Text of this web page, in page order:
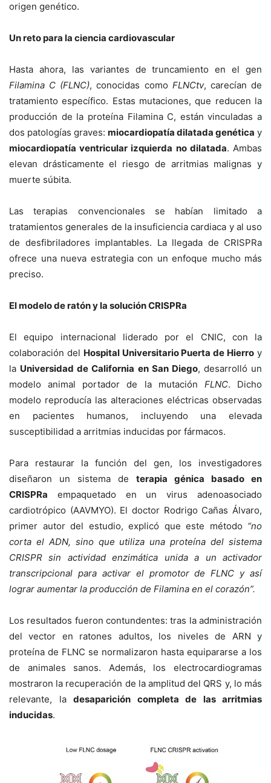
origen genético.
Un reto para la ciencia cardiovascular
Hasta ahora, las variantes de truncamiento en el gen
Filamina C (FLNC), conocidas como FLNCtv, carecían de
tratamiento específico. Estas mutaciones, que reducen la
producción de la proteína Filamina C, están vinculadas a
dos patologías graves: miocardiopatía dilatada genética y
miocardiopatía ventricular izquierda no dilatada. Ambas
elevan drásticamente el riesgo de arritmias malignas y
muerte súbita.
Las terapias convencionales se habían limitado a
tratamientos generales de la insuficiencia cardiaca y al uso
de desfibriladores implantables. La llegada de CRISPRa
ofrece una nueva estrategia con un enfoque mucho más
preciso.
El modelo de ratón y la solución CRISPRa
El equipo internacional liderado por el CNIC, con la
colaboración del Hospital Universitario Puerta de Hierro y
la Universidad de California en San Diego, desarrolló un
modelo animal portador de la mutación FLNC. Dicho
modelo reproducía las alteraciones eléctricas observadas
en pacientes humanos, incluyendo una elevada
susceptibilidad a arritmias inducidas por fármacos.
Para restaurar la función del gen, los investigadores
diseñaron un sistema de terapia génica basado en
CRISPRa empaquetado en un virus adenoasociado
cardiotrópico (AAVMYO). El doctor Rodrigo Cañas Álvaro,
primer autor del estudio, explicó que este método “no
corta el ADN, sino que utiliza una proteína del sistema
CRISPR sin actividad enzimática unida a un activador
transcripcional para activar el promotor de FLNC y así
lograr aumentar la producción de Filamina en el corazón”.
Los resultados fueron contundentes: tras la administración
del vector en ratones adultos, los niveles de ARN y
proteína de FLNC se normalizaron hasta equipararse a los
de animales sanos. Además, los electrocardiogramas
mostraron la recuperación de la amplitud del QRS y, lo más
relevante, la desaparición completa de las arritmias
inducidas.